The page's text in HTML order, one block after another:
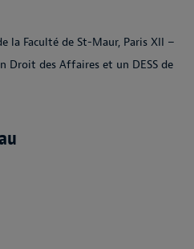
la Faculté de St-Maur, Paris XII –
Droit des Affaires et un DESS de